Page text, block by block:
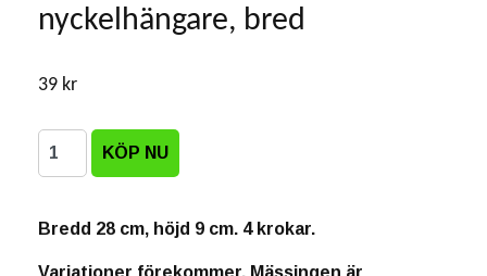
nyckelhängare, bred
39 kr
Bredd 28 cm, höjd 9 cm. 4 krokar.
Variationer förekommer. Mässingen är